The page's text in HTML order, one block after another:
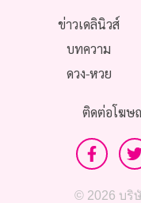
ข่าวเดลินิวส์
บทความ
ดวง-หวย
ติดต่อโฆษ
© 2026 บริ